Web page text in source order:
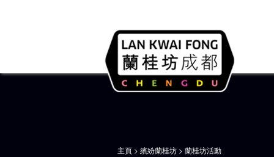
主頁 > 繽紛蘭桂坊 > 蘭桂坊活動